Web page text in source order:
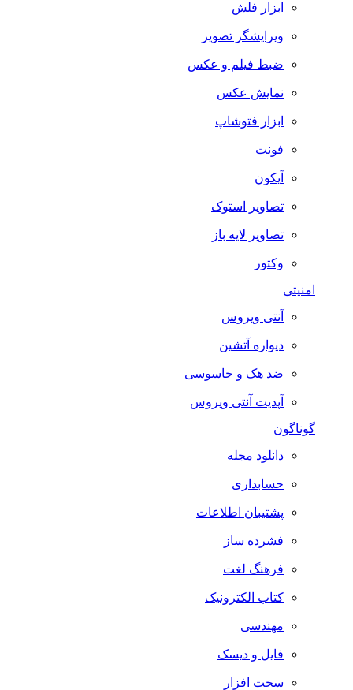
ابزار فلش
ویرایشگر تصویر
ضبط فيلم و عكس
نمایش عکس
ابزار فتوشاپ
فونت
آیکون
تصاویر استوک
تصاویر لایه باز
وکتور
امنیتی
آنتی ویروس
دیواره آتشین
ضد هک و جاسوسی
آپدیت آنتی ویروس
گوناگون
دانلود مجله
حسابداری
پشتیبان اطلاعات
فشرده ساز
فرهنگ لغت
کتاب الکترونیک
مهندسی
فایل و دیسک
سخت افزار